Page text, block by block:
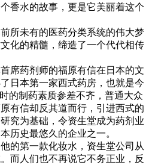
香水的故事，更是它美丽着这个
未有的医药分类系统的伟大梦
化的精髓，缔造了一个代代相传
药剂师的福原有信在日本的文
日本第一家西式药房，也就是今
的制药素质参差不齐，普通大众
有信却反其道而行，引进西式的
究为基础，令资生堂成为药剂业
历史最悠久的企业之一。
第一款化妆水，资生堂公司从
而人们也不再说它不务正业，反